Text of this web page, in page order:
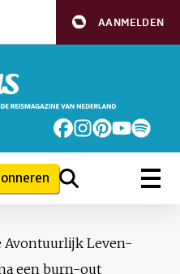
AANMELDEN
Avontuurlijk Leven-
een burn-out